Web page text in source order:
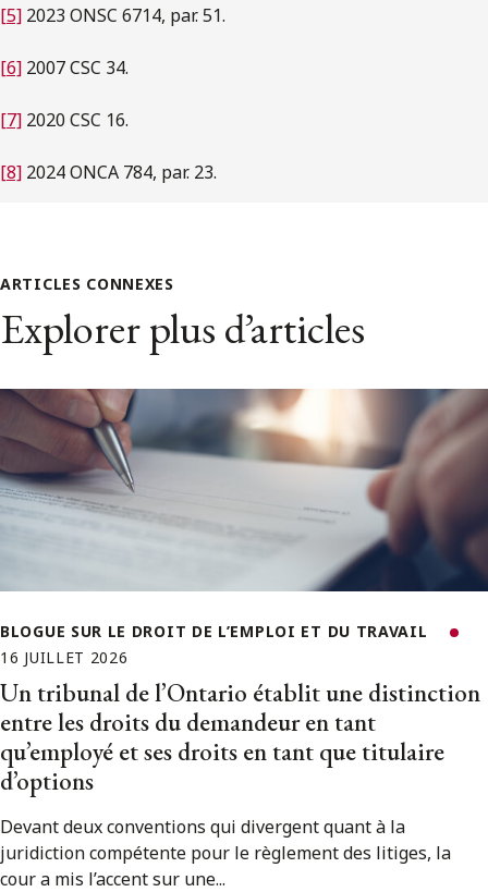
[5] 2023 ONSC 6714, par. 51.
[6] 2007 CSC 34.
[7] 2020 CSC 16.
[8] 2024 ONCA 784, par. 23.
ARTICLES CONNEXES
Explorer plus d’articles
BLOGUE SUR LE DROIT DE L’EMPLOI ET DU TRAVAIL
16 JUILLET 2026
Un tribunal de l’Ontario établit une distinction
entre les droits du demandeur en tant
qu’employé et ses droits en tant que titulaire
d’options
Devant deux conventions qui divergent quant à la
juridiction compétente pour le règlement des litiges, la
cour a mis l’accent sur une...